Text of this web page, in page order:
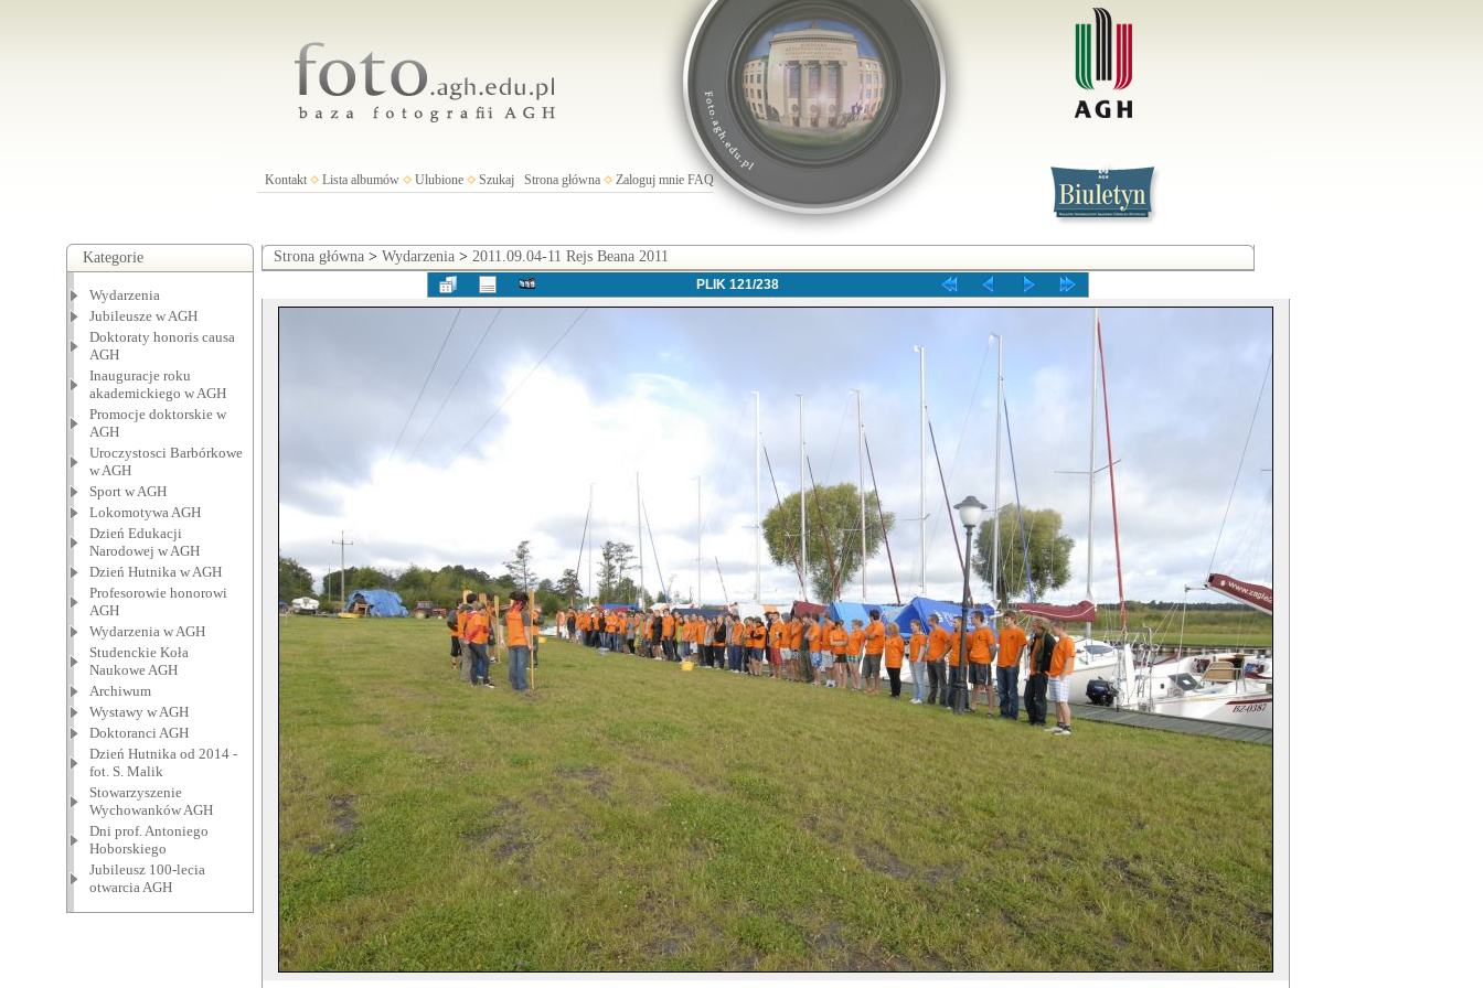
Kontakt Lista albumów Ulubione Szukaj Strona główna Zaloguj mnie FAQ
Kategorie
Wydarzenia
Jubileusze w AGH
Doktoraty honoris causa
AGH
Inauguracje roku
akademickiego w AGH
Promocje doktorskie w
AGH
Uroczystosci Barbórkowe
w AGH
Sport w AGH
Lokomotywa AGH
Dzień Edukacji
Narodowej w AGH
Dzień Hutnika w AGH
Profesorowie honorowi
AGH
Wydarzenia w AGH
Studenckie Koła
Naukowe AGH
Archiwum
Wystawy w AGH
Doktoranci AGH
Dzień Hutnika od 2014 -
fot. S. Malik
Stowarzyszenie
Wychowanków AGH
Dni prof. Antoniego
Hoborskiego
Jubileusz 100-lecia
otwarcia AGH
Strona główna> Wydarzenia> 2011.09.04-11 Rejs Beana 2011
PLIK 121/238